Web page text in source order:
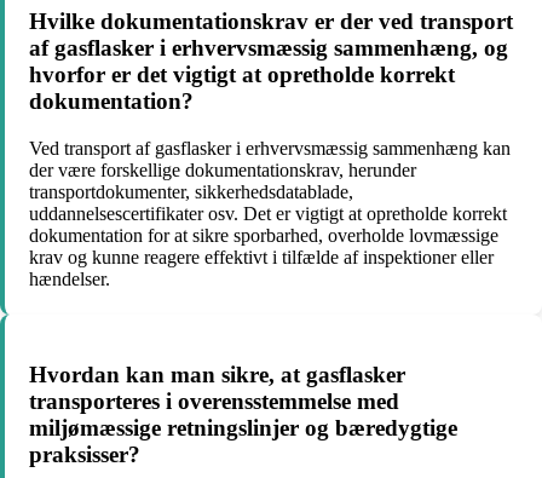
Hvilke dokumentationskrav er der ved transport
af gasflasker i erhvervsmæssig sammenhæng, og
hvorfor er det vigtigt at opretholde korrekt
dokumentation?
Ved transport af gasflasker i erhvervsmæssig sammenhæng kan
der være forskellige dokumentationskrav, herunder
transportdokumenter, sikkerhedsdatablade,
uddannelsescertifikater osv. Det er vigtigt at opretholde korrekt
dokumentation for at sikre sporbarhed, overholde lovmæssige
krav og kunne reagere effektivt i tilfælde af inspektioner eller
hændelser.
Hvordan kan man sikre, at gasflasker
transporteres i overensstemmelse med
miljømæssige retningslinjer og bæredygtige
praksisser?